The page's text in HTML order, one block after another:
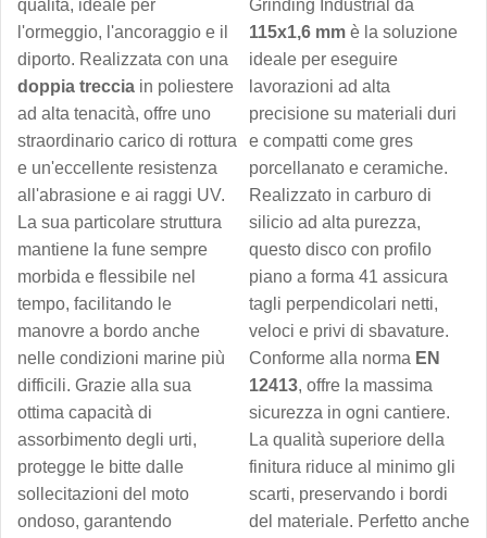
qualità, ideale per
l'ormeggio, l'ancoraggio e il
diporto. Realizzata con una
doppia treccia in poliestere
ad alta tenacità, offre uno
straordinario carico di rottura
e un'eccellente resistenza
all'abrasione e ai raggi UV.
La sua particolare struttura
mantiene la fune sempre
morbida e flessibile nel
tempo, facilitando le
manovre a bordo anche
nelle condizioni marine più
difficili. Grazie alla sua
ottima capacità di
assorbimento degli urti,
protegge le bitte dalle
sollecitazioni del moto
ondoso, garantendo
Grinding Industrial da
115x1,6 mm è la soluzione
ideale per eseguire
lavorazioni ad alta
precisione su materiali duri
e compatti come gres
porcellanato e ceramiche.
Realizzato in carburo di
silicio ad alta purezza,
questo disco con profilo
piano a forma 41 assicura
tagli perpendicolari netti,
veloci e privi di sbavature.
Conforme alla norma EN
12413, offre la massima
sicurezza in ogni cantiere.
La qualità superiore della
finitura riduce al minimo gli
scarti, preservando i bordi
del materiale. Perfetto anche